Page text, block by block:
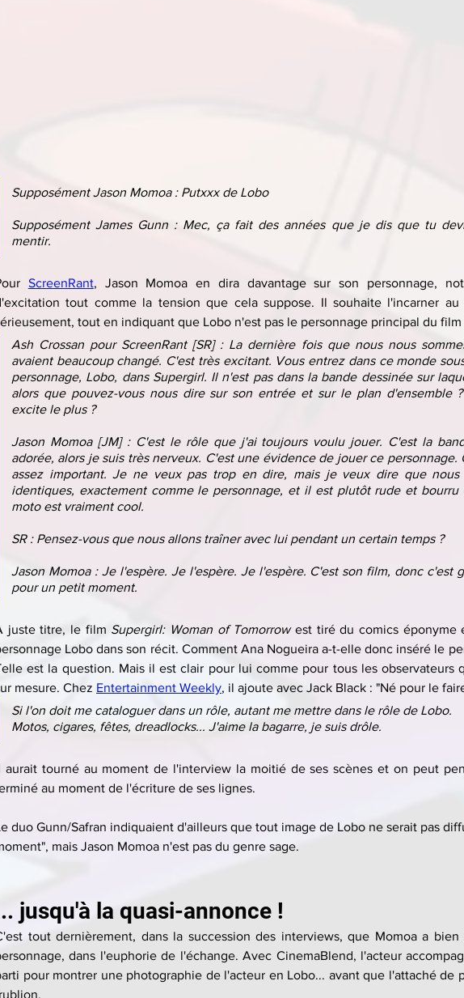
Supposément Jason Momoa : Putxxx de Lobo
Supposément James Gunn : Mec, ça fait des années que je dis que tu
mentir.
ScreenRant, Jason Momoa en dira davantage sur son personnage,
tout comme la tension que cela suppose. Il souhaite l'incarner
tout en indiquant que Lobo n'est pas le personnage principal du film
Ash Crossan pour ScreenRant [SR] : La dernière fois que nous nous
avaient beaucoup changé. C'est très excitant. Vous entrez dans ce monde
personnage, Lobo, dans Supergirl. Il n'est pas dans la bande dessinée sur
alors que pouvez-vous nous dire sur son entrée et sur le plan d'ensemble
excite le plus ?
Jason Momoa [JM] : C'est le rôle que j'ai toujours voulu jouer. C'est la
adorée, alors je suis très nerveux. C'est une évidence de jouer ce personnage.
assez important. Je ne veux pas trop en dire, mais je veux dire que
identiques, exactement comme le personnage, et il est plutôt rude et bourru
moto est vraiment cool.
SR : Pensez-vous que nous allons traîner avec lui pendant un certain temps ?
Jason Momoa : Je l'espère. Je l'espère. Je l'espère. C'est son film, donc c'est
pour un petit moment.
juste titre, le film Supergirl: Woman of Tomorrow est tiré du comics éponyme
Lobo dans son récit. Comment Ana Nogueira a-t-elle donc inséré le
est la question. Mais il est clair pour lui comme pour tous les observateurs
mesure. Chez Entertainment Weekly, il ajoute avec Jack Black : "Né pour le
Si l'on doit me cataloguer dans un rôle, autant me mettre dans le rôle de Lobo.
Motos, cigares, fêtes, dreadlocks... J'aime la bagarre, je suis drôle.
aurait tourné au moment de l'interview la moitié de ses scènes et on peut
au moment de l'écriture de ses lignes.
duo Gunn/Safran indiquaient d'ailleurs que tout image de Lobo ne serait pas
mais Jason Momoa n'est pas du genre sage.
jusqu'à la quasi-annonce !
tout dernièrement, dans la succession des interviews, que Momoa a bien
dans l'euphorie de l'échange. Avec CinemaBlend, l'acteur
pour montrer une photographie de l'acteur en Lobo... avant que l'attaché de